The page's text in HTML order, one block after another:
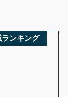
ンキング